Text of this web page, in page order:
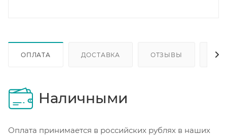
ОПЛАТА ДОСТАВКА ОТЗЫВЫ
Наличными
Оплата принимается в российских рублях в наших